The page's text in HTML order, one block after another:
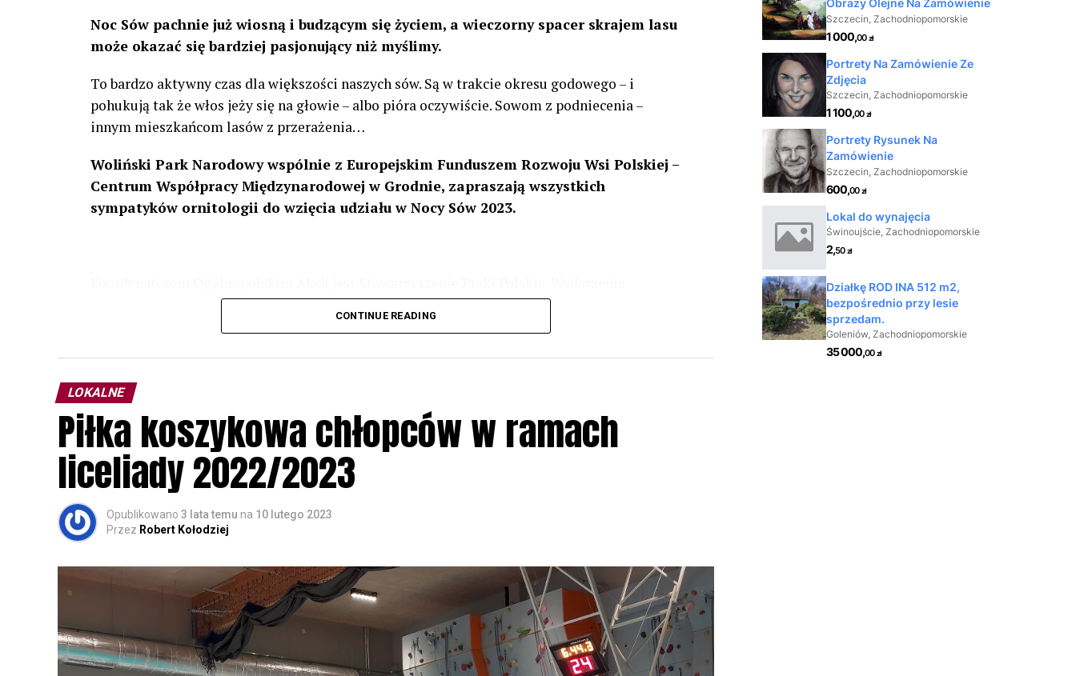
Noc Sów pachnie już wiosną i budzącym się życiem, a wieczorny spacer skrajem lasu
może okazać się bardziej pasjonujący niż myślimy.
To bardzo aktywny czas dla większości naszych sów. Są w trakcie okresu godowego – i
pohukują tak że włos jeży się na głowie – albo pióra oczywiście. Sowom z podniecenia –
innym mieszkańcom lasów z przerażenia…
Woliński Park Narodowy wspólnie z Europejskim Funduszem Rozwoju Wsi Polskiej –
Centrum Współpracy Międzynarodowej w Grodnie, zapraszają wszystkich
sympatyków ornitologii do wzięcia udziału w Nocy Sów 2023.
odbędzie się w dniach24 i 25 lutego 2023 r. wg harmonogramu przedstawionego na
Wszystkich uczestników zapraszamy do udziału w Akcji, włączenia się w aktywne
rozpoznawanie głosów sów i wymianę doświadczeń przy grillu.Na wydarzenie obowiązują
zapisy.
CONTINUE READING
LOKALNE
Piłka koszykowa chłopców w ramach
liceliady 2022/2023
Opublikowano 3 lata temu na 10 lutego 2023
Przez Robert Kołodziej